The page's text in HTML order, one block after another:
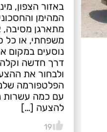
באזור הצפון,
המהימן
מתארגן מסיבה,
משפחתי, או כל
נוסעים במקום
דרך חדשה וקלה
ולבחור את
הפלטפורמה
עם כמה עשרות
להצעה […]
19